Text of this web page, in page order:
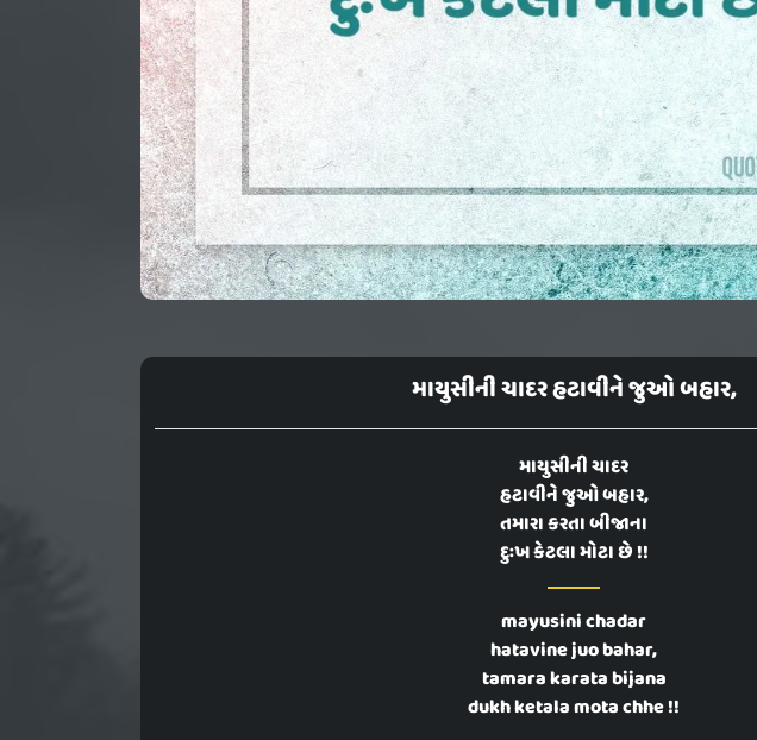
માયુસીની ચાદર હટાવીને જુઓ બહાર,
માયુસીની ચાદર
હટાવીને જુઓ બહાર,
તમારા કરતા બીજાના
દુઃખ કેટલા મોટા છે !!
mayusini chadar
hatavine juo bahar,
tamara karata bijana
dukh ketala mota chhe !!